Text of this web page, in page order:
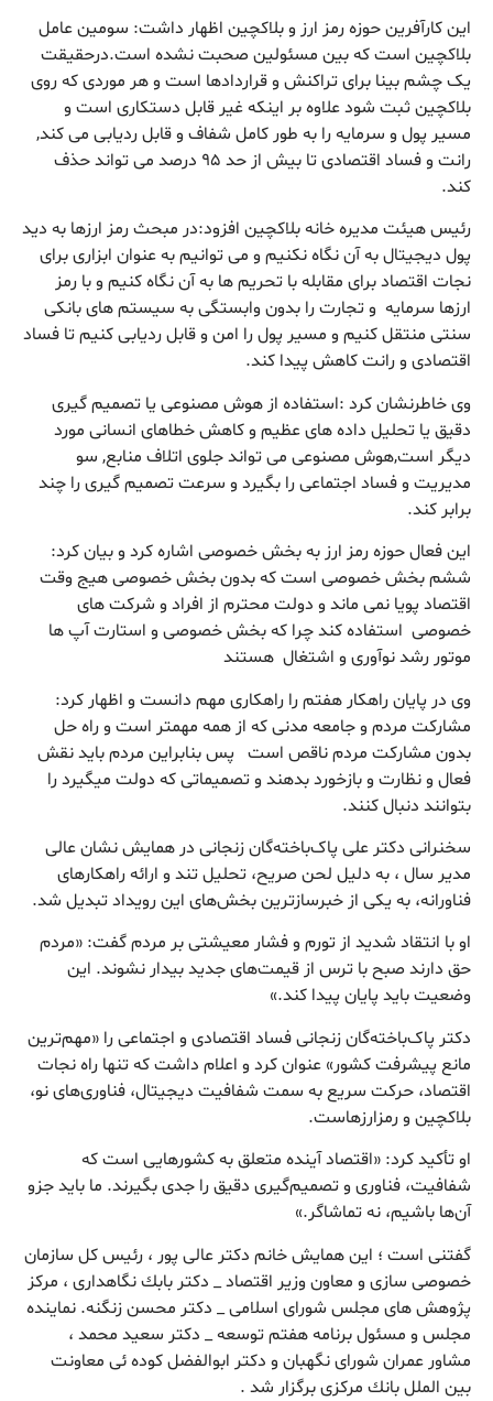
این کارآفرین حوزه رمز ارز و بلاکچین اظهار داشت: سومین عامل
بلاکچین است که بین مسئولین صحبت نشده است.درحقیقت
یک چشم بینا برای تراکنش و قراردادها است و هر موردی که روی
بلاکچین ثبت شود علاوه بر اینکه غیر قابل دستکاری است و
مسیر پول و سرمایه را به طور کامل شفاف و قابل ردیابی می کند,
رانت و فساد اقتصادی تا بیش از حد ۹۵ درصد می تواند حذف
کند.
رئیس هیئت مدیره خانه بلاکچین افزود:در مبحث رمز ارزها به دید
پول دیجیتال به آن نگاه نکنیم و می توانیم به عنوان ابزاری برای
نجات اقتصاد برای مقابله با تحریم ها به آن نگاه کنیم و با رمز
ارزها سرمایه و تجارت را بدون وابستگی به سیستم های بانکی
سنتی منتقل کنیم و مسیر پول را امن و قابل ردیابی کنیم تا فساد
اقتصادی و رانت کاهش پیدا کند.
وی خاطرنشان کرد :استفاده از هوش مصنوعی یا تصمیم گیری
دقیق یا تحلیل داده های عظیم و کاهش خطاهای انسانی مورد
دیگر است,هوش مصنوعی می تواند جلوی اتلاف منابع, سو
مدیریت و فساد اجتماعی را بگیرد و سرعت تصمیم گیری را چند
برابر کند.
این فعال حوزه رمز ارز به بخش خصوصی اشاره کرد و بیان کرد:
ششم بخش خصوصی است که بدون بخش خصوصی هیج وقت
اقتصاد پویا نمی ماند و دولت محترم از افراد و شرکت های
خصوصی استفاده کند چرا که بخش خصوصی و استارت آپ ها
موتور رشد نوآوری و اشتغال هستند
وی در پایان راهکار هفتم را راهکاری مهم دانست و اظهار کرد:
مشارکت مردم و جامعه مدنی که از همه مهمتر است و راه حل
بدون مشارکت مردم ناقص است پس بنابراین مردم باید نقش
فعال و نظارت و بازخورد بدهند و تصمیماتی که دولت میگیرد را
بتوانند دنبال کنند.
سخنرانی دکتر علی پاک‌باخته‌گان زنجانی در همایش نشان عالی
مدیر سال ، به دلیل لحن صریح، تحلیل تند و ارائه راهکارهای
فناورانه، به یکی از خبرسازترین بخش‌های این رویداد تبدیل شد.
او با انتقاد شدید از تورم و فشار معیشتی بر مردم گفت: «مردم
حق دارند صبح با ترس از قیمت‌های جدید بیدار نشوند. این
وضعیت باید پایان پیدا کند.»
دکتر پاک‌باخته‌گان زنجانی فساد اقتصادی و اجتماعی را «مهم‌ترین
مانع پیشرفت کشور» عنوان کرد و اعلام داشت که تنها راه نجات
اقتصاد، حرکت سریع به سمت شفافیت دیجیتال، فناوری‌های نو،
بلاکچین و رمزارزهاست.
او تأکید کرد: «اقتصاد آینده متعلق به کشورهایی است که
شفافیت، فناوری و تصمیم‌گیری دقیق را جدی بگیرند. ما باید جزو
آن‌ها باشیم، نه تماشاگر.»
گفتنی است ؛ این همایش خانم دكتر عالی پور ، رئيس كل سازمان
خصوصى سازى و معاون وزير اقتصاد _ دكتر بابك نگاهدارى ، مركز
پژوهش هاى مجلس شوراى اسلامى _ دكتر محسن زنگنه. نماينده
مجلس و مسئول برنامه هفتم توسعه _ دكتر سعيد محمد ،
مشاور عمران شوراى نگهبان و دكتر ابوالفضل كوده ئى معاونت
بين الملل بانك مركزى برگزار شد .